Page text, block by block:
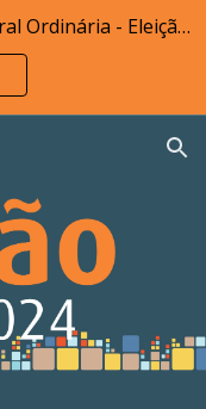
Skip to navigation
Edital de convocação Assembléia Geral Ordinária - Eleição FEEGO